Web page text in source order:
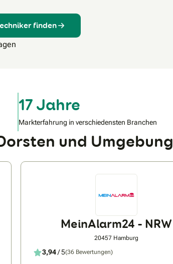
finden
17 Jahre
Markterfahrung in verschiedensten Branchen
und Umgebung
MeinAlarm24 - NRW
20457 Hamburg
3,94/ 5(36 Bewertungen)